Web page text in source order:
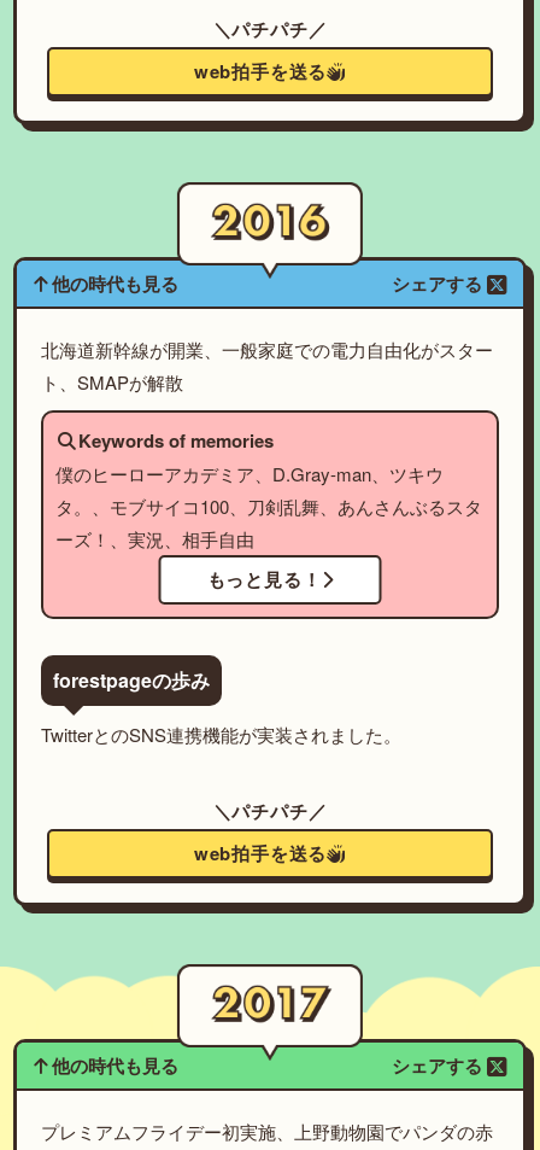
＼パチパチ／
web拍手を送る
他の時代も見る シェアする
北海道新幹線が開業、一般家庭での電力自由化がスター
ト、SMAPが解散
Keywords of memories
僕のヒーローアカデミア、D.Gray-man、ツキウ
タ。、モブサイコ100、刀剣乱舞、あんさんぶるスタ
ーズ！、実況、相手自由
もっと見る！
forestpageの歩み
TwitterとのSNS連携機能が実装されました。
＼パチパチ／
web拍手を送る
他の時代も見る シェアする
プレミアムフライデー初実施、上野動物園でパンダの赤